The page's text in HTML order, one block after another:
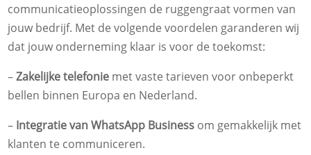
communicatieoplossingen de ruggengraat vormen van
jouw bedrijf. Met de volgende voordelen garanderen wij
dat jouw onderneming klaar is voor de toekomst:
–Zakelijke telefonie met vaste tarieven voor onbeperkt
bellen binnen Europa en Nederland.
– Integratie van WhatsApp Business om gemakkelijk met
klanten te communiceren.